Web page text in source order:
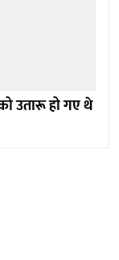
उतारू हो गए थे